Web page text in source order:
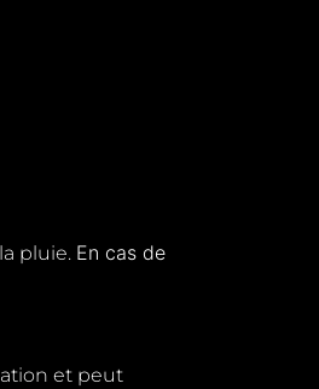
pluie. En cas de
et peut